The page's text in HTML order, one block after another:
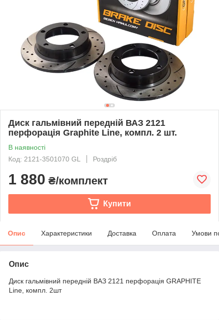
Диск гальмівний передній ВАЗ 2121
перфорація Graphite Line, компл. 2 шт.
В наявності
Код: 2121-3501070 GL
Роздріб
1 880 ₴/комплект
Купити
Опис Характеристики Доставка Оплата Умови
Опис
Диск гальмівний передній ВАЗ 2121 перфорація GRAPHITE
Line, компл. 2шт